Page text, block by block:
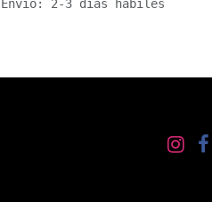
Grantía de devolución de 30